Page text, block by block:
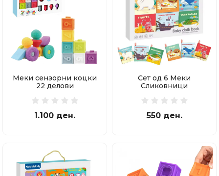
Меки сензорни коцки
22 делови
1.100 ден.
Сет од 6 Меки
Сликовници
550 ден.